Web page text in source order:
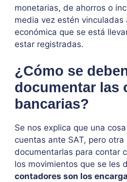
monetarias, de ahorros o
media vez estén vinculadas
económica que se está
estar registradas.
¿Cómo se
documentar las
bancarias?
Se nos explica que una
cuentas ante SAT, pero
documentarlas para contar
los movimientos que se les
contadores son los